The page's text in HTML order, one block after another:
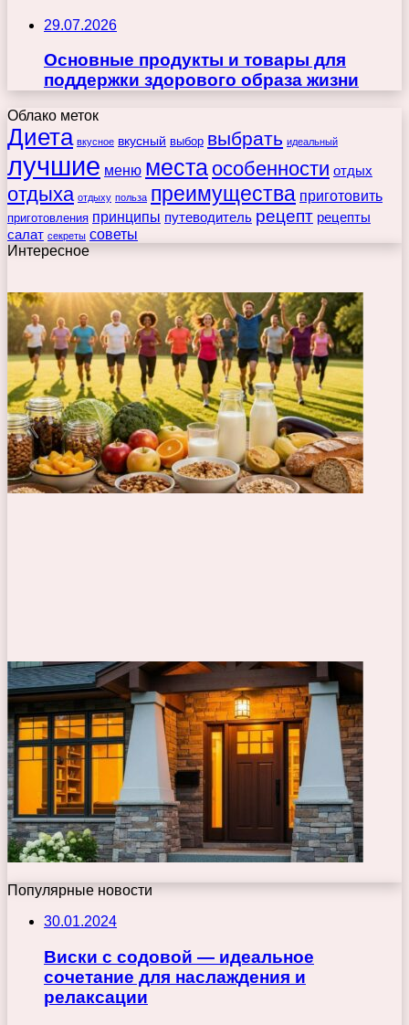
29.07.2026
Основные продукты и товары для
поддержки здорового образа жизни
Облако меток
Диета вкусное вкусный выбор выбрать идеальный
лучшие меню места особенности отдых
отдыха отдыху польза преимущества приготовить
приготовления принципы путеводитель рецепт рецепты
салат секреты советы
Интересное
Популярные новости
30.01.2024
Виски с содовой — идеальное
сочетание для наслаждения и
релаксации